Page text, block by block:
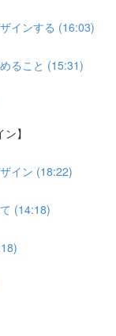
インする (16:03)
ること (15:31)
】
イン (18:22)
(14:18)